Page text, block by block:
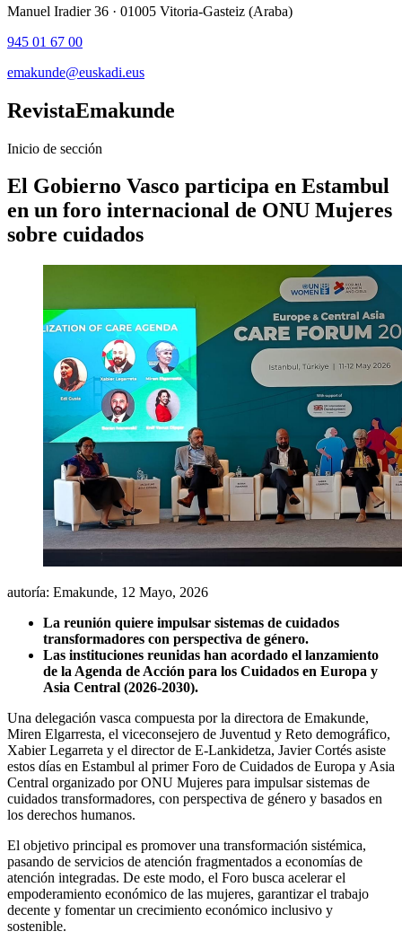
Manuel Iradier 36 · 01005 Vitoria-Gasteiz (Araba)
945 01 67 00
emakunde@euskadi.eus
RevistaEmakunde
Inicio de sección
El Gobierno Vasco participa en Estambul
en un foro internacional de ONU Mujeres
sobre cuidados
autoría: Emakunde, 12 Mayo, 2026
La reunión quiere impulsar sistemas de cuidados
transformadores con perspectiva de género.
Las instituciones reunidas han acordado el lanzamiento
de la Agenda de Acción para los Cuidados en Europa y
Asia Central (2026-2030).
Una delegación vasca compuesta por la directora de Emakunde,
Miren Elgarresta, el viceconsejero de Juventud y Reto demográfico,
Xabier Legarreta y el director de E-Lankidetza, Javier Cortés asiste
estos días en Estambul al primer Foro de Cuidados de Europa y Asia
Central organizado por ONU Mujeres para impulsar sistemas de
cuidados transformadores, con perspectiva de género y basados en
los derechos humanos.
El objetivo principal es promover una transformación sistémica,
pasando de servicios de atención fragmentados a economías de
atención integradas. De este modo, el Foro busca acelerar el
empoderamiento económico de las mujeres, garantizar el trabajo
decente y fomentar un crecimiento económico inclusivo y
sostenible.